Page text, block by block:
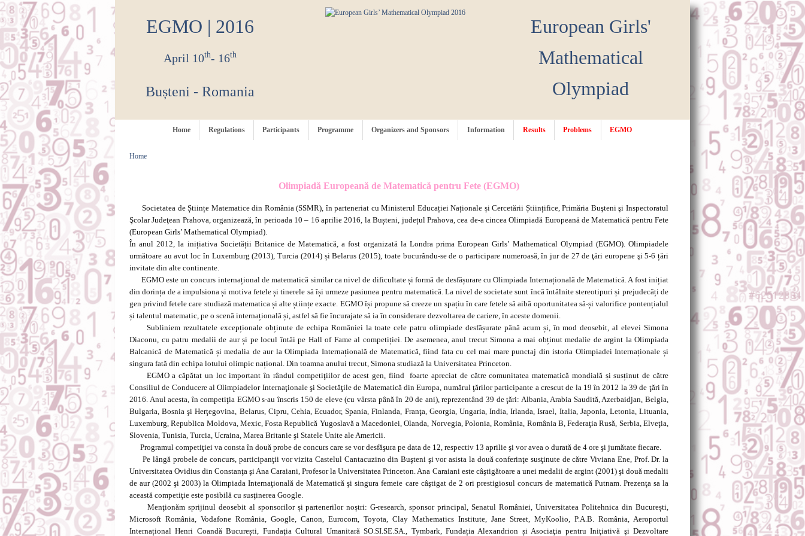
EGMO | 2016
April 10th- 16th
Bușteni - Romania
European Girls'
Mathematical
Olympiad
Home Regulations Participants Programme Organizers and Sponsors Information Results Problems EGMO
Home
Olimpiadă Europeană de Matematică pentru Fete (EGMO)
Societatea de Științe Matematice din România (SSMR), în parteneriat cu Ministerul Educației Naționale și Cercetării Științifice, Primăria Buşteni şi Inspectoratul
Şcolar Judeţean Prahova, organizează, în perioada 10 – 16 aprilie 2016, la Bușteni, județul Prahova, cea de-a cincea Olimpiadă Europeană de Matematică pentru Fete
(European Girls’ Mathematical Olympiad).
În anul 2012, la inițiativa Societății Britanice de Matematică, a fost organizată la Londra prima European Girls’ Mathematical Olympiad (EGMO). Olimpiadele
următoare au avut loc în Luxemburg (2013), Turcia (2014) și Belarus (2015), toate bucurându-se de o participare numeroasă, în jur de 27 de ţări europene şi 5-6 țări
invitate din alte continente.
EGMO este un concurs internațional de matematică similar ca nivel de dificultate și formă de desfășurare cu Olimpiada Internațională de Matematică. A fost inițiat
din dorința de a impulsiona și motiva fetele și tinerele să își urmeze pasiunea pentru matematică. La nivel de societate sunt încă întâlnite stereotipuri și prejudecăți de
gen privind fetele care studiază matematica și alte științe exacte. EGMO își propune să creeze un spațiu în care fetele să aibă oportunitatea să-și valorifice pontențialul
și talentul matematic, pe o scenă internațională și, astfel să fie încurajate să ia în considerare dezvoltarea de cariere, în aceste domenii.
Subliniem rezultatele excepționale obținute de echipa României la toate cele patru olimpiade desfășurate până acum și, în mod deosebit, al elevei Simona
Diaconu, cu patru medalii de aur și pe locul întâi pe Hall of Fame al competiției. De asemenea, anul trecut Simona a mai obținut medalie de argint la Olimpiada
Balcanică de Matematică și medalia de aur la Olimpiada Internațională de Matematică, fiind fata cu cel mai mare punctaj din istoria Olimpiadei Internaționale și
singura fată din echipa lotului olimpic național. Din toamna anului trecut, Simona studiază la Universitatea Princeton.
EGMO a căpătat un loc important în rândul competiţiilor de acest gen, fiind foarte apreciat de către comunitatea matematică mondială și susținut de către
Consiliul de Conducere al Olimpiadelor Internaţionale şi Societăţile de Matematică din Europa, numărul ţărilor participante a crescut de la 19 în 2012 la 39 de ţări în
2016. Anul acesta, în competiţia EGMO s-au înscris 150 de eleve (cu vârsta până în 20 de ani), reprezentând 39 de ţări: Albania, Arabia Saudită, Azerbaidjan, Belgia,
Bulgaria, Bosnia şi Herţegovina, Belarus, Cipru, Cehia, Ecuador, Spania, Finlanda, Franţa, Georgia, Ungaria, India, Irlanda, Israel, Italia, Japonia, Letonia, Lituania,
Luxemburg, Republica Moldova, Mexic, Fosta Republică Yugoslavă a Macedoniei, Olanda, Norvegia, Polonia, România, România B, Federaţia Rusă, Serbia, Elveţia,
Slovenia, Tunisia, Turcia, Ucraina, Marea Britanie şi Statele Unite ale Americii.
Programul competiţiei va consta în două probe de concurs care se vor desfăşura pe data de 12, respectiv 13 aprilie şi vor avea o durată de 4 ore şi jumătate fiecare.
Pe lângă probele de concurs, participanţii vor vizita Castelul Cantacuzino din Buşteni şi vor asista la două conferinţe susţinute de către Viviana Ene, Prof. Dr. la
Universitatea Ovidius din Constanţa şi Ana Caraiani, Profesor la Universitatea Princeton. Ana Caraiani este câştigătoare a unei medalii de argint (2001) şi două medalii
de aur (2002 şi 2003) la Olimpiada Internaţională de Matematică şi singura femeie care câştigat de 2 ori prestigiosul concurs de matematică Putnam. Prezenţa sa la
această competiţie este posibilă cu susţinerea Google.
Menţionăm sprijinul deosebit al sponsorilor și partenerilor noștri: G-research, sponsor principal, Senatul României, Universitatea Politehnica din București,
Microsoft România, Vodafone România, Google, Canon, Eurocom, Toyota, Clay Mathematics Institute, Jane Street, MyKoolio, P.A.B. România, Aeroportul
Internațional Henri Coandă București, Fundaţia Cultural Umanitară SO.SI.SE.SA., Tymbark, Fundația Alexandrion și Asociaţia pentru Iniţiativă şi Dezvoltare